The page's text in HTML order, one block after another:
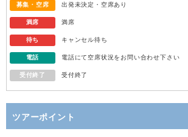
金 14 47,300
日 16 43,300
月 17 38,800
募集・空席 出発未決定・空席あり
満席 満席
待ち キャンセル待ち
電話 電話にて空席状況をお問い合わせ下さい
受付終了 受付終了
ツアーポイント